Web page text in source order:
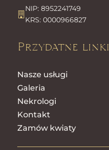
NIP: 8952241749
KRS: 0000966827
Przydatne linki
Nasze usługi
Galeria
Nekrologi
Kontakt
Zamów kwiaty